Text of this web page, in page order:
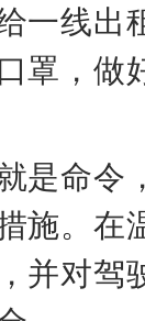
一线出
罩，做
是命令
施。在
并对驾